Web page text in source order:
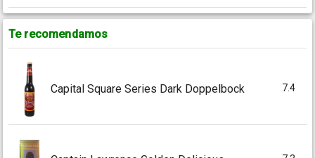
Te recomendamos
Capital Square Series Dark Doppelbock 7.4